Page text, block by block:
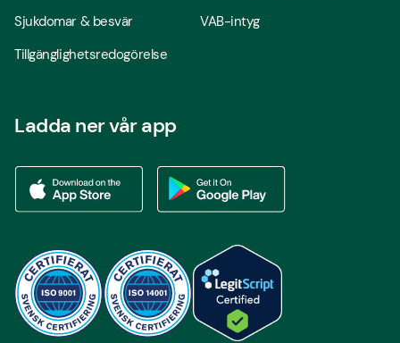
Sjukdomar & besvär
Tillgänglighetsredogörelse
VAB-intyg
Ladda ner vår app